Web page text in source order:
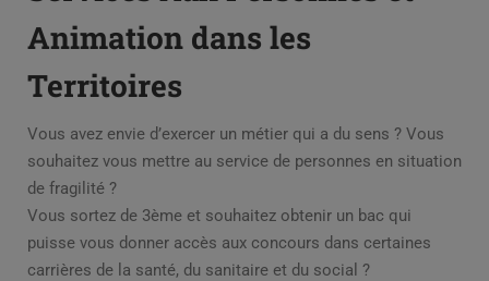
Animation dans les
Territoires
Vous avez envie d’exercer un métier qui a du sens ? Vous
souhaitez vous mettre au service de personnes en situation
de fragilité ?
Vous sortez de 3ème et souhaitez obtenir un bac qui
puisse vous donner accès aux concours dans certaines
carrières de la santé, du sanitaire et du social ?